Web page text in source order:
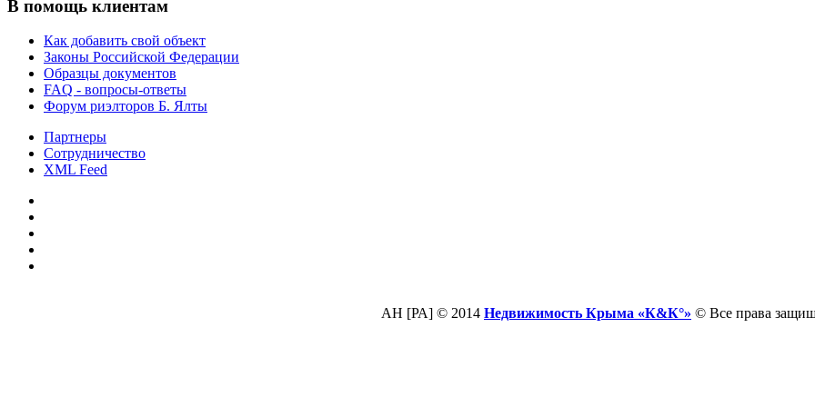
В помощь клиентам
Как добавить свой объект
Законы Российской Федерации
Образцы документов
FAQ - вопросы-ответы
Форум риэлторов Б. Ялты
Партнеры
Сотрудничество
XML Feed
АН [РА] © 2014 Недвижимость Крыма «К&К°» © Все права